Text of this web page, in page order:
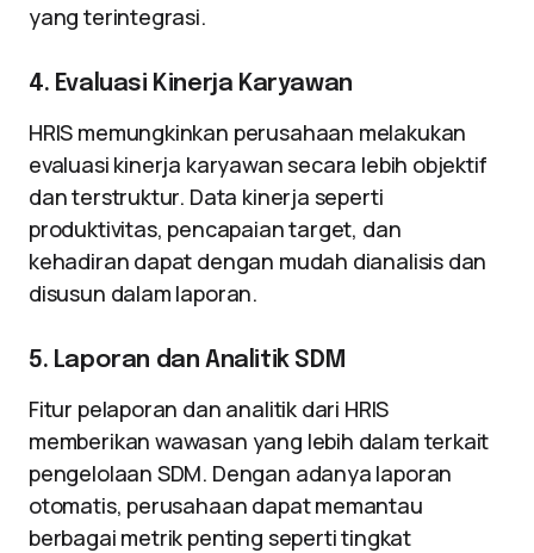
yang terintegrasi.
4. Evaluasi Kinerja Karyawan
HRIS memungkinkan perusahaan melakukan
evaluasi kinerja karyawan secara lebih objektif
dan terstruktur. Data kinerja seperti
produktivitas, pencapaian target, dan
kehadiran dapat dengan mudah dianalisis dan
disusun dalam laporan.
5. Laporan dan Analitik SDM
Fitur pelaporan dan analitik dari HRIS
memberikan wawasan yang lebih dalam terkait
pengelolaan SDM. Dengan adanya laporan
otomatis, perusahaan dapat memantau
berbagai metrik penting seperti tingkat